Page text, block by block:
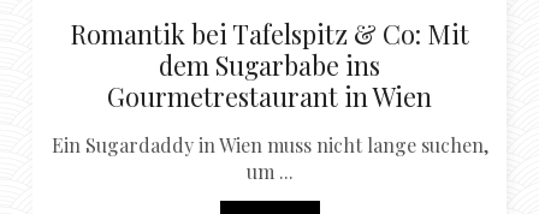
Romantik bei Tafelspitz & Co: Mit
dem Sugarbabe ins
Gourmetrestaurant in Wien
Ein Sugardaddy in Wien muss nicht lange suchen,
um ...